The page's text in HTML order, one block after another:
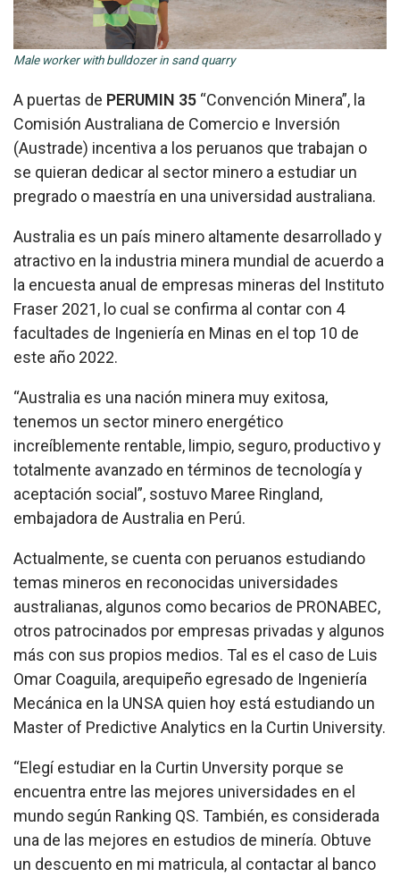
Male worker with bulldozer in sand quarry
A puertas de PERUMIN 35 “Convención Minera”, la
Comisión Australiana de Comercio e Inversión
(Austrade) incentiva a los peruanos que trabajan o
se quieran dedicar al sector minero a estudiar un
pregrado o maestría en una universidad australiana.
Australia es un país minero altamente desarrollado y
atractivo en la industria minera mundial de acuerdo a
la encuesta anual de empresas mineras del Instituto
Fraser 2021, lo cual se confirma al contar con 4
facultades de Ingeniería en Minas en el top 10 de
este año 2022.
“Australia es una nación minera muy exitosa,
tenemos un sector minero energético
increíblemente rentable, limpio, seguro, productivo y
totalmente avanzado en términos de tecnología y
aceptación social”, sostuvo Maree Ringland,
embajadora de Australia en Perú.
Actualmente, se cuenta con peruanos estudiando
temas mineros en reconocidas universidades
australianas, algunos como becarios de PRONABEC,
otros patrocinados por empresas privadas y algunos
más con sus propios medios. Tal es el caso de Luis
Omar Coaguila, arequipeño egresado de Ingeniería
Mecánica en la UNSA quien hoy está estudiando un
Master of Predictive Analytics en la Curtin University.
“Elegí estudiar en la Curtin Unversity porque se
encuentra entre las mejores universidades en el
mundo según Ranking QS. También, es considerada
una de las mejores en estudios de minería. Obtuve
un descuento en mi matricula, al contactar al banco